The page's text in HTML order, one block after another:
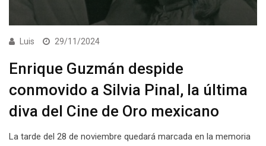
Luis 29/11/2024
Enrique Guzmán despide
conmovido a Silvia Pinal, la última
diva del Cine de Oro mexicano
La tarde del 28 de noviembre quedará marcada en la memoria